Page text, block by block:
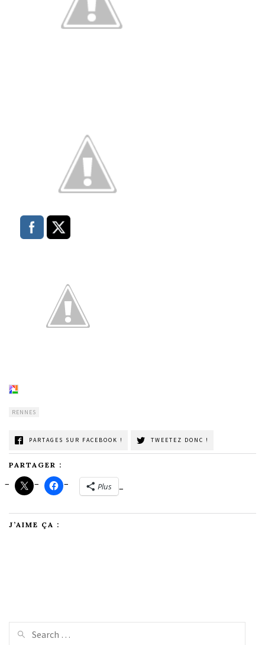
RENNES
PARTAGES SUR FACEBOOK ! TWEETEZ DONC !
PARTAGER :
Plus
J’AIME ÇA :